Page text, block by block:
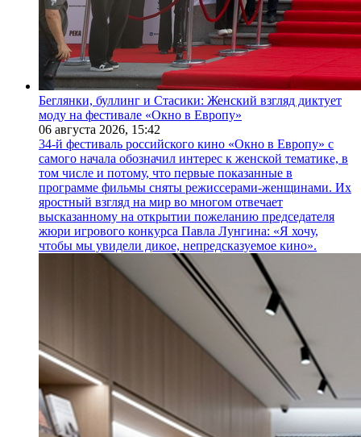
Беглянки, буллинг и Стасики: Женский взгляд диктует
моду на фестивале «Окно в Европу»
06 августа 2026, 15:42
34-й фестиваль российского кино «Окно в Европу» с
самого начала обозначил интерес к женской тематике, в
том числе и потому, что первые показанные в
программе фильмы сняты режиссерами-женщинами. Их
яростный взгляд на мир во многом отвечает
высказанному на открытии пожеланию председателя
жюри игрового конкурса Павла Лунгина: «Я хочу,
чтобы мы увидели дикое, непредсказуемое кино».